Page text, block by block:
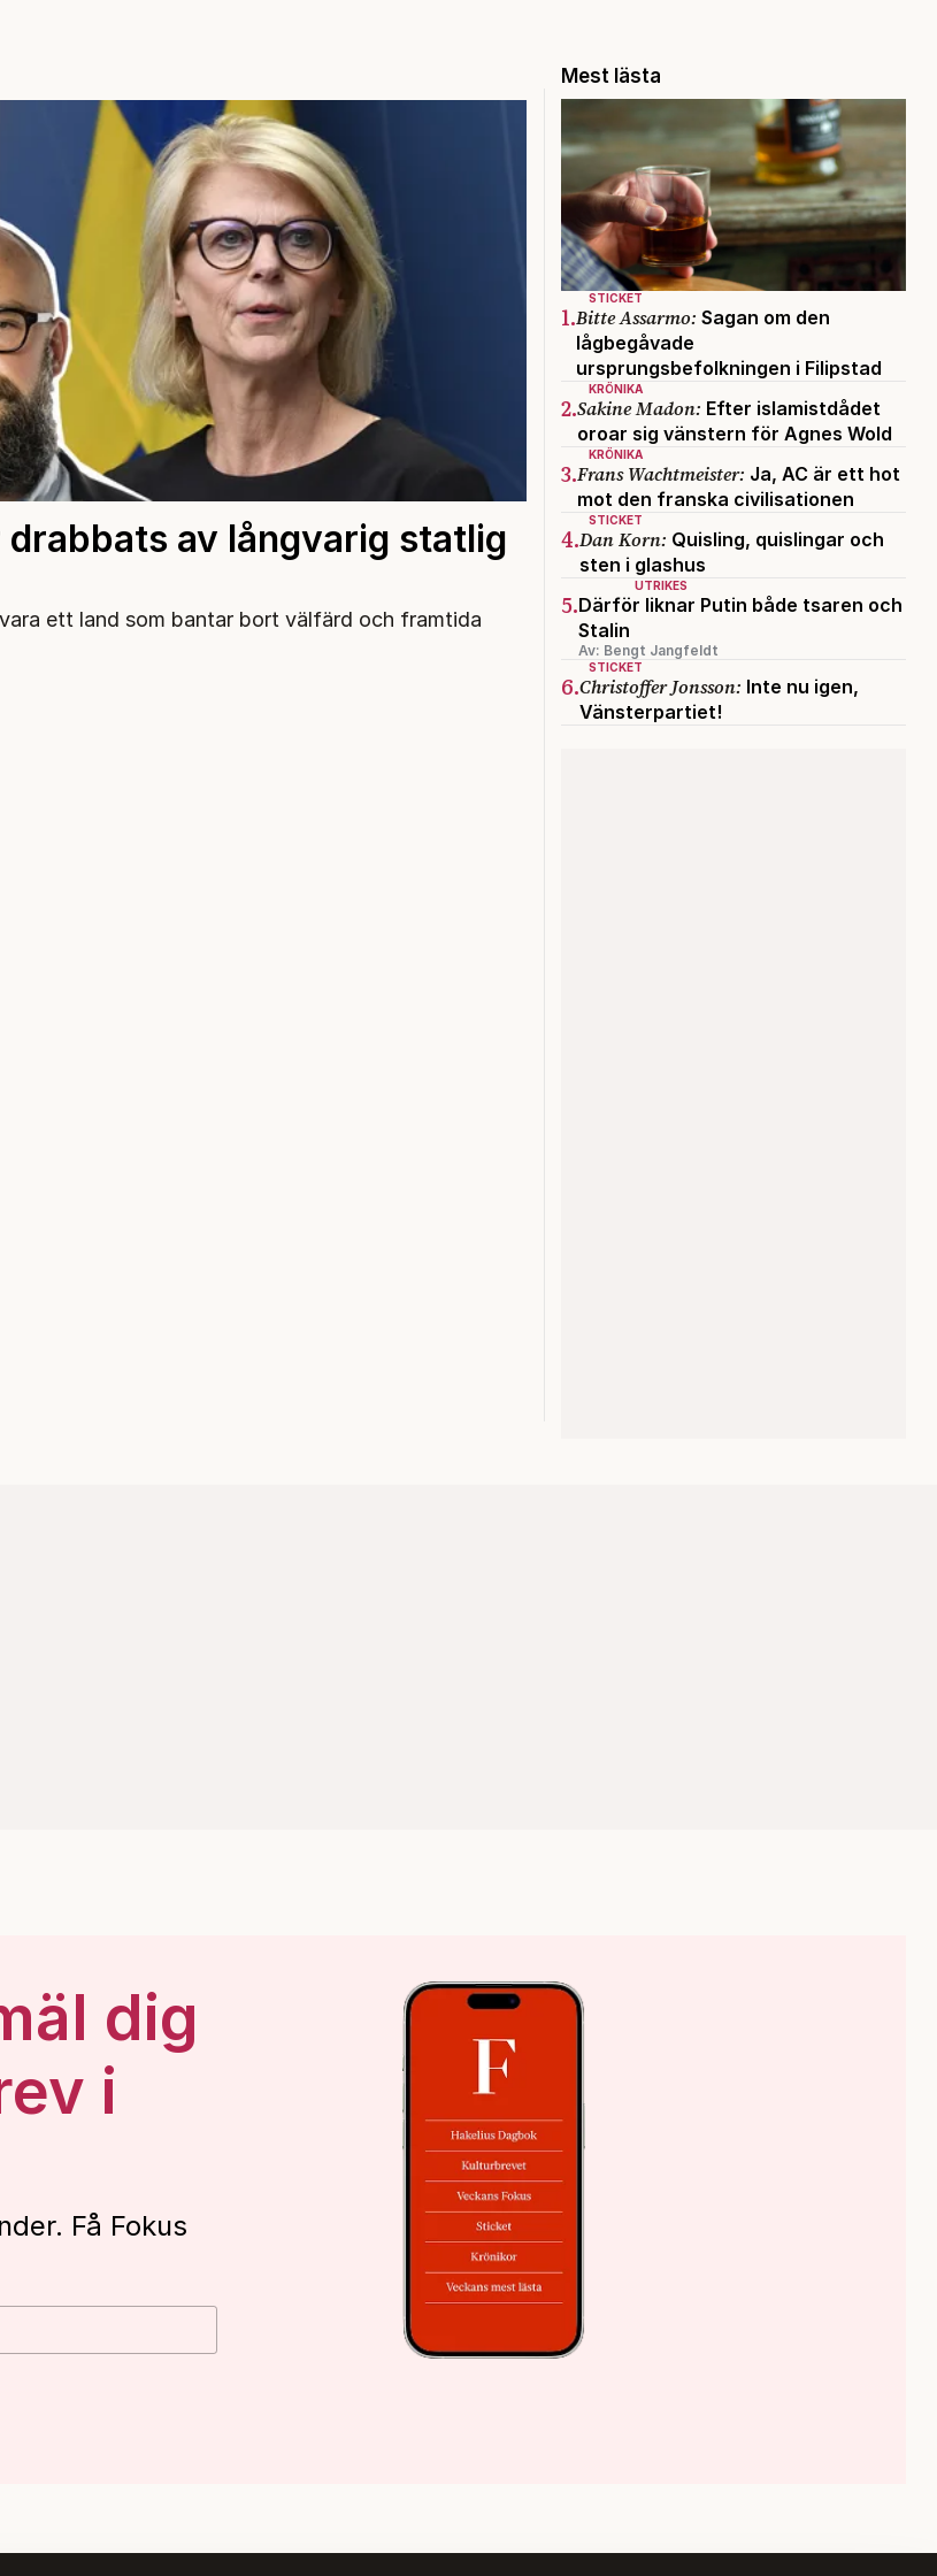
drabbats av långvarig statlig
ett land som bantar bort välfärd och framtida
Mest lästa
STICKET
1.Bitte Assarmo: Sagan om den
lågbegåvade
ursprungsbefolkningen i Filipstad
KRÖNIKA
2.Sakine Madon: Efter islamistdådet
oroar sig vänstern för Agnes Wold
KRÖNIKA
3.Frans Wachtmeister: Ja, AC är ett hot
mot den franska civilisationen
STICKET
4.Dan Korn: Quisling, quislingar och
sten i glashus
UTRIKES
5.Därför liknar Putin både tsaren och
Stalin
Av: Bengt Jangfeldt
STICKET
6.Christoffer Jonsson: Inte nu igen,
Vänsterpartiet!
dig
i
Få Fokus